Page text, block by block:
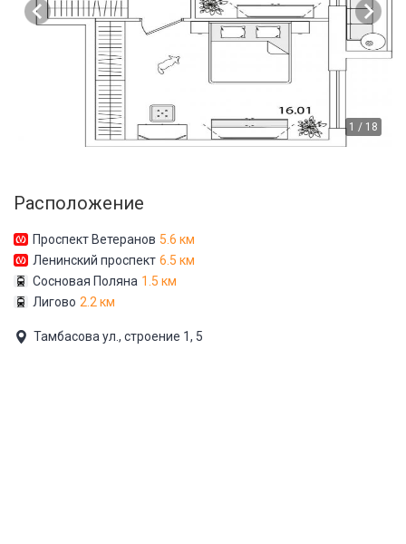
1 / 18
Расположение
Проспект Ветеранов 5.6 км
Ленинский проспект 6.5 км
Сосновая Поляна 1.5 км
Лигово 2.2 км
Тамбасова ул., строение 1, 5